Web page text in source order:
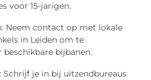
voor 15-jarigen.
Neem contact op met lokale
in Leiden om te
bijbanen.
Schrijf je in bij uitzendbureaus